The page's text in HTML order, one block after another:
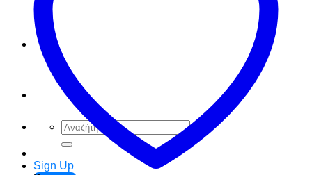
Ελληνικά
English
Αναζήτηση
για:
Sign Up